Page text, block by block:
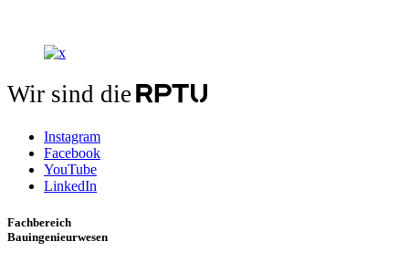
Wir sind die
Instagram
Facebook
YouTube
LinkedIn
Fachbereich
Bauingenieurwesen